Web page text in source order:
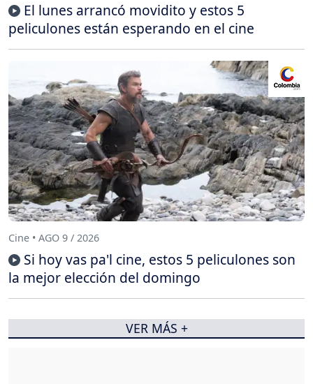
El lunes arrancó movidito y estos 5
peliculones están esperando en el cine
Cine • AGO 9 / 2026
Si hoy vas pa'l cine, estos 5 peliculones son
la mejor elección del domingo
VER MÁS +